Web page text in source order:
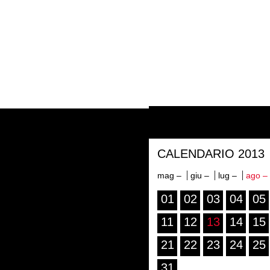
CALENDARIO 2013
mag – giu – lug – ago –
01 02 03 04
05
11
12 13 14
15
21
22 23 24
25